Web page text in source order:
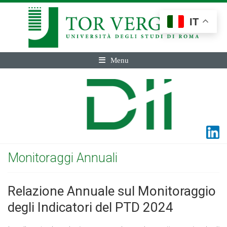
Menu
Monitoraggi Annuali
Relazione Annuale sul Monitoraggio
degli Indicatori del PTD 2024
IT